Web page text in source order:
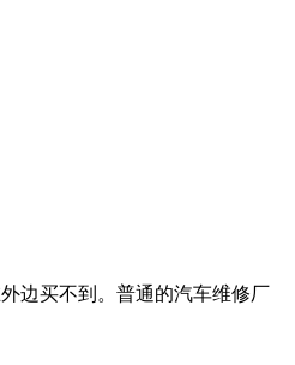
边买不到。普通的汽车维修厂